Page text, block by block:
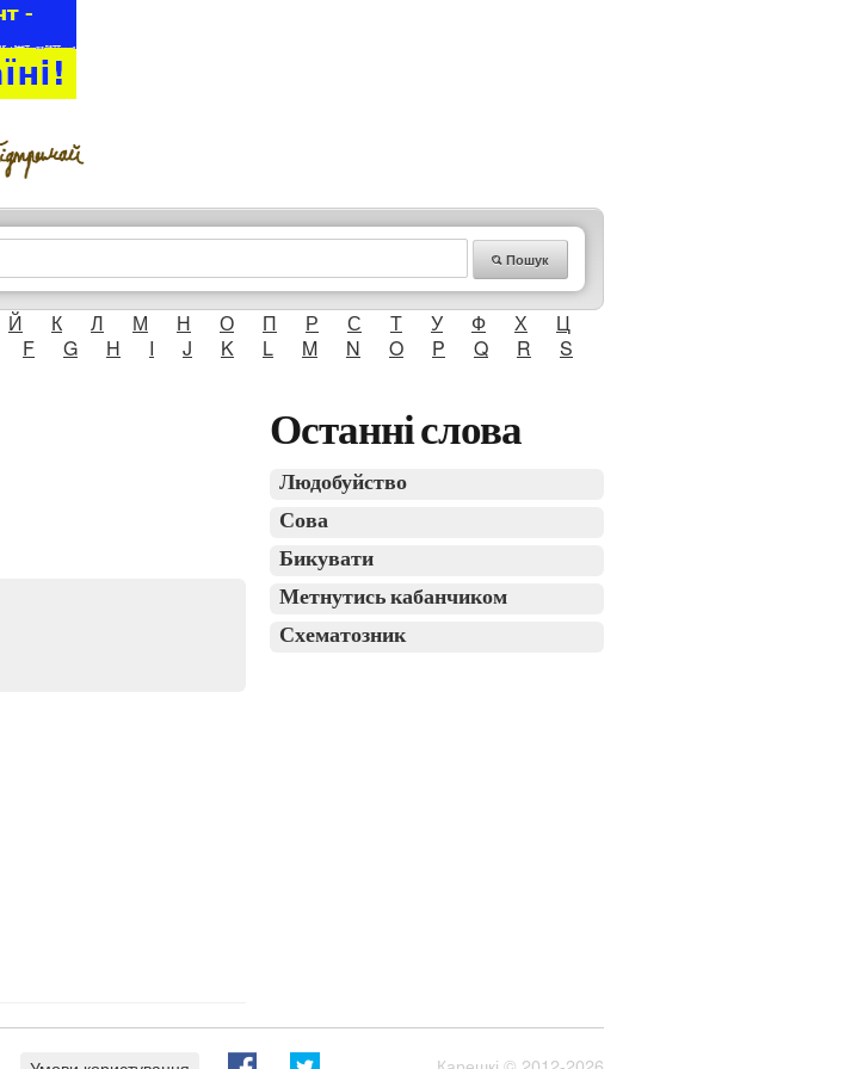
Пошук
Й К Л М Н О П Р С Т У Ф Х
Ц
F G H I J K L M N O P Q R
S
Останні слова
Людобуйство
Сова
Бикувати
Метнутись кабанчиком
Схематозник